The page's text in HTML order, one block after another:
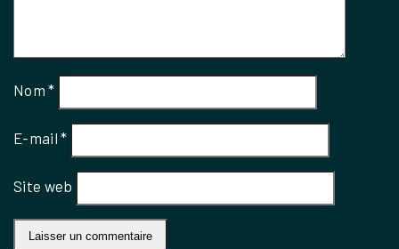
Nom*
E-mail*
Site web